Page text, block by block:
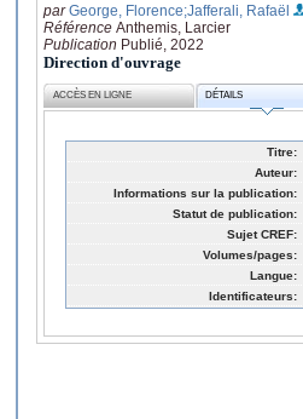
parGeorge, Florence;Jafferali, Rafaël
Référence Anthemis, Larcier
Publication Publié, 2022
Direction d'ouvrage
ACCÈS EN LIGNE DÉTAILS
Titre:
Auteur:
Informations sur la publication:
Statut de publication:
Sujet CREF:
Volumes/pages:
Langue:
Identificateurs: